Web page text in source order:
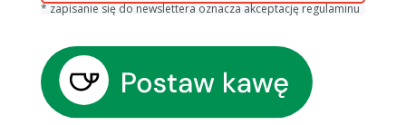
* zapisanie się do newslettera oznacza akceptację regulaminu